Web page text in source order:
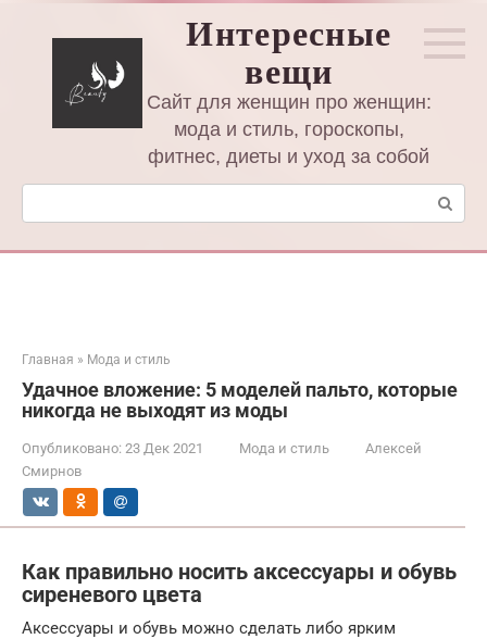
Интересные
вещи
Сайт для женщин про женщин:
мода и стиль, гороскопы,
фитнес, диеты и уход за собой
Поиск:
Главная » Мода и стиль
Удачное вложение: 5 моделей пальто, которые
никогда не выходят из моды
Опубликовано: 23 Дек 2021 Мода и стиль
Алексей
Смирнов
Как правильно носить аксессуары и обувь
сиреневого цвета
Аксессуары и обувь можно сделать либо ярким